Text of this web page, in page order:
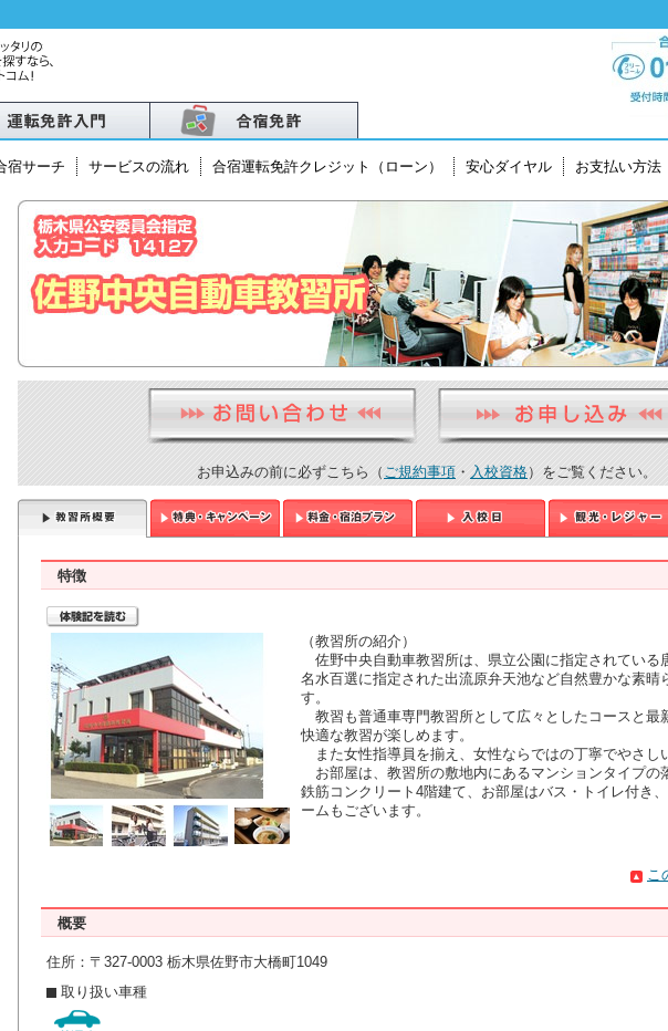
四国
宿サーチ サービスの流れ 合宿運転免許クレジット（ローン） 安心ダイヤル お支払い方法
お申込みの前に必ずこちら（ ご規約事項 ・ 入校資格）をご覧ください。
特徴
（教習所の紹介）
佐野中央自動車教習所は、県立公園に指定されている
名水百選に指定された出流原弁天池など自然豊かな素晴
す。
教習も普通車専門教習所として広々としたコースと最
快適な教習が楽しめます。
また女性指導員を揃え、女性ならではの丁寧でやさし
お部屋は、教習所の敷地内にあるマンションタイプの
鉄筋コンクリート4階建て、お部屋はバス・トイレ付き
ームもございます。
こ
概要
住所：〒327-0003 栃木県佐野市大橋町1049
取り扱い車種